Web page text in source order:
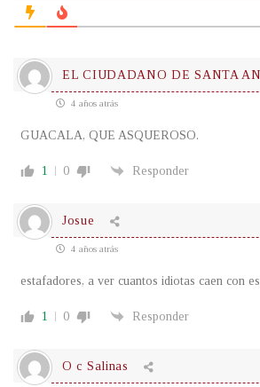
EL CIUDADANO DE SANTA
4 años atrás
GUACALA, QUE ASQUEROSO.
1 0 Responder
Josue
4 años atrás
estafadores, a ver cuantos idiotas caen con
1 0 Responder
O c Salinas